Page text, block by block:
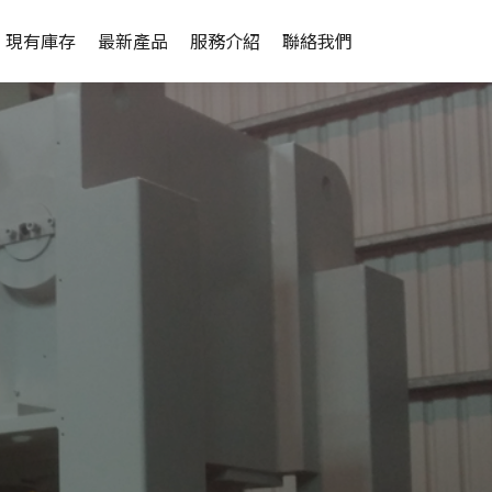
現有庫存 最新產品 服務介紹 聯絡我們